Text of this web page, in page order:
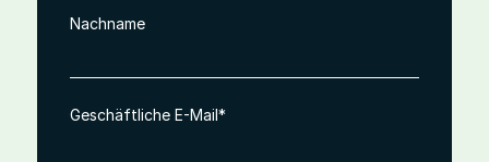
Nachname
Geschäftliche E-Mail*